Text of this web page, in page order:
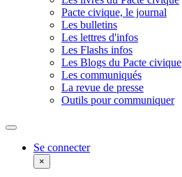
Pacte civique, le journal
Les bulletins
Les lettres d'infos
Les Flashs infos
Les Blogs du Pacte civique
Les communiqués
La revue de presse
Outils pour communiquer
Rechercher
Se connecter
×